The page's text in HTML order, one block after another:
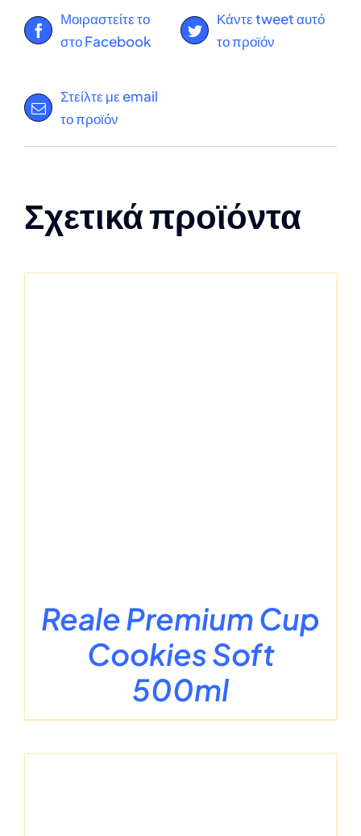
Μοιραστείτε το
στο Facebook
Κάντε tweet αυτό
το προϊόν
Στείλτε με email
το προϊόν
Σχετικά προϊόντα
Reale Premium Cup
Cookies Soft
500ml